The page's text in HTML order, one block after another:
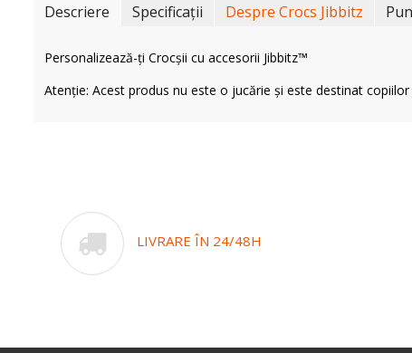
Descriere Specificații Despre Crocs Jibbitz
Personalizează-ți Crocșii cu accesorii Jibbitz™
Atenție: Acest produs nu este o jucărie și este destinat
LIVRARE ÎN 24/48H